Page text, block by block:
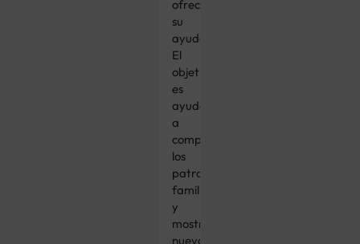
ofrecerá
su
ayuda.
El
objetivo
es
ayudaros
a
comprender
los
patrones
familiares
y
mostrar
nuevas